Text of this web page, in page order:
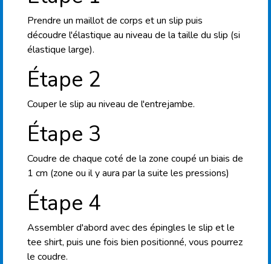
Prendre un maillot de corps et un slip puis
découdre l'élastique au niveau de la taille du slip (si
élastique large).
Étape 2
Couper le slip au niveau de l'entrejambe.
Étape 3
Coudre de chaque coté de la zone coupé un biais de
1 cm (zone ou il y aura par la suite les pressions)
Étape 4
Assembler d'abord avec des épingles le slip et le
tee shirt, puis une fois bien positionné, vous pourrez
le coudre.